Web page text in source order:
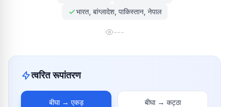
भारत, बांग्लादेश, पाकिस्तान, नेपाल
---
त्वरित रूपांतरण
बीघा → एकड़ बीघा → कट्ठा